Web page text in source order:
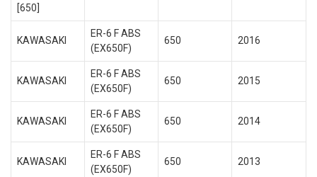
[650]
KAWASAKI
ER-6 F ABS
(EX650F)
650 2016
KAWASAKI
ER-6 F ABS
(EX650F)
650 2015
KAWASAKI
ER-6 F ABS
(EX650F)
650 2014
KAWASAKI
ER-6 F ABS
(EX650F)
650 2013